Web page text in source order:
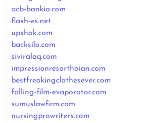
acb-bankia.com
flash-es.net
upshak.com
backsilo.com
siviralqq.com
impressionresorthoian.com
bestfreakingclothesever.com
falling-film-evaporator.com
sumuslawfirm.com
nursingprowriters.com